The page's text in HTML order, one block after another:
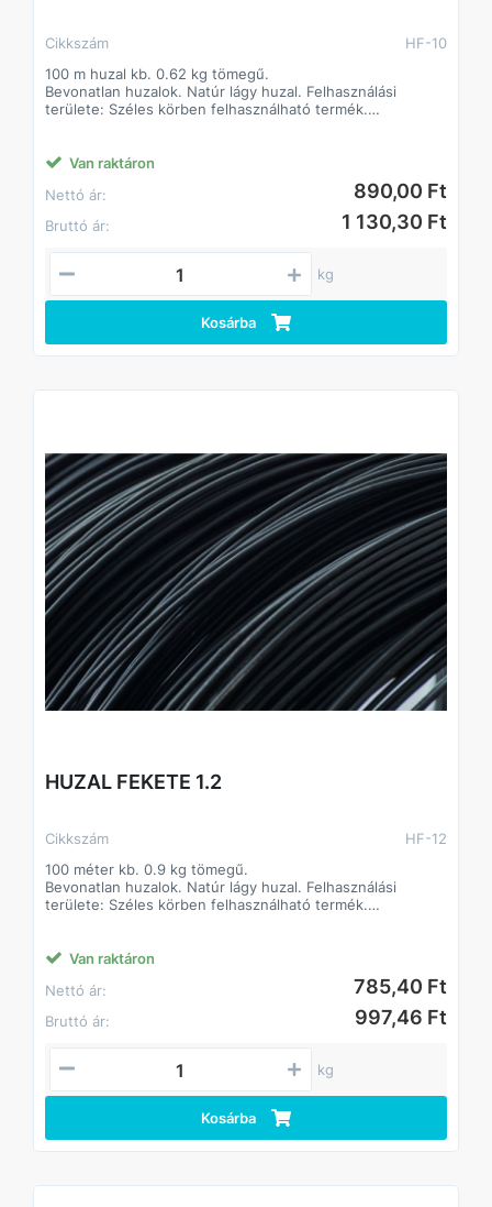
Cikkszám
HF-10
100 m huzal kb. 0.62 kg tömegű.
Bevonatlan huzalok. Natúr lágy huzal. Felhasználási
területe: Széles körben felhasználható termék.
Van raktáron
Nettó ár:
890,00 Ft
Bruttó ár: 1 130,30 Ft
kg
Kosárba
HUZAL FEKETE 1.2
Cikkszám
HF-12
100 méter kb. 0.9 kg tömegű.
Bevonatlan huzalok. Natúr lágy huzal. Felhasználási
területe: Széles körben felhasználható termék.
Van raktáron
Nettó ár:
785,40 Ft
Bruttó ár: 997,46 Ft
kg
Kosárba